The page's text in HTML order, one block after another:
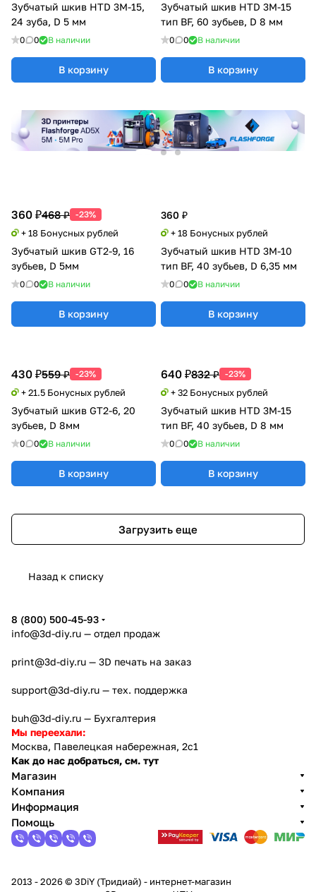
Зубчатый шкив HTD 3M-15,
24 зуба, D 5 мм
0 0 В наличии
В корзину
Зубчатый шкив HTD 3M-15
тип BF, 60 зубьев, D 8 мм
0 0 В наличии
В корзину
360 ₽468 ₽ -23%
+ 18 Бонусных рублей
Зубчатый шкив GT2-9, 16
зубьев, D 5мм
0 0 В наличии
В корзину
360 ₽
+ 18 Бонусных рублей
Зубчатый шкив HTD 3M-10
тип BF, 40 зубьев, D 6,35 мм
0 0 В наличии
В корзину
430 ₽559 ₽ -23%
+ 21.5 Бонусных рублей
Зубчатый шкив GT2-6, 20
зубьев, D 8мм
0 0 В наличии
В корзину
640 ₽832 ₽ -23%
+ 32 Бонусных рублей
Зубчатый шкив HTD 3M-15
тип BF, 40 зубьев, D 8 мм
0 0 В наличии
В корзину
Загрузить еще
Назад к списку
8 (800) 500-45-93
info@3d-diy.ru — отдел продаж
print@3d-diy.ru — 3D печать на заказ
support@3d-diy.ru — тех. поддержка
buh@3d-diy.ru — Бухгалтерия
Мы переехали:
Москва, Павелецкая набережная, 2с1
Как до нас добраться, см. тут
Магазин
Компания
Информация
Помощь
2013 - 2026 © 3DiY (Тридиай) - интернет-магазин